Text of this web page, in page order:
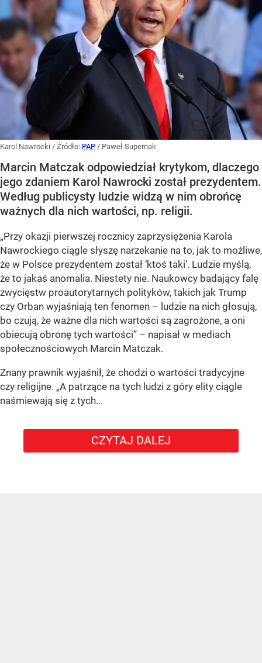
Karol Nawrocki / Źródło: PAP / Paweł Supernak
Marcin Matczak odpowiedział krytykom, dlaczego
jego zdaniem Karol Nawrocki został prezydentem.
Według publicysty ludzie widzą w nim obrońcę
ważnych dla nich wartości, np. religii.
„Przy okazji pierwszej rocznicy zaprzysiężenia Karola
Nawrockiego ciągle słyszę narzekanie na to, jak to możliwe,
że w Polsce prezydentem został ‘ktoś taki’. Ludzie myślą,
że to jakaś anomalia. Niestety nie. Naukowcy badający falę
zwycięstw proautorytarnych polityków, takich jak Trump
czy Orban wyjaśniają ten fenomen – ludzie na nich głosują,
bo czują, że ważne dla nich wartości są zagrożone, a oni
obiecują obronę tych wartości” – napisał w mediach
społecznościowych Marcin Matczak.
Znany prawnik wyjaśnił, że chodzi o wartości tradycyjne
czy religijne. „A patrzące na tych ludzi z góry elity ciągle
naśmiewają się z tych...
CZYTAJ DALEJ